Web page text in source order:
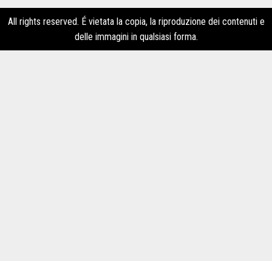
All rights reserved. É vietata la copia, la riproduzione dei contenuti e
delle immagini in qualsiasi forma.